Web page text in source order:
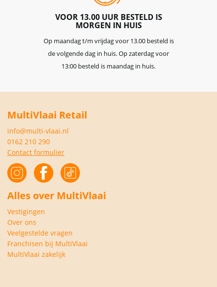
VOOR 13.00 UUR BESTELD IS
MORGEN IN HUIS
Op maandag t/m vrijdag voor 13.00 besteld is
de volgende dag in huis. Op zaterdag voor
13:00 besteld is maandag in huis.
MultiVlaai Retail
info@multi-vlaai.nl
0162 210 290
Contact formulier
Alles over MultiVlaai
Vestigingen
Over ons
Veelgestelde vragen
Franchisen bij MultiVlaai
MultiVlaai zakelijk